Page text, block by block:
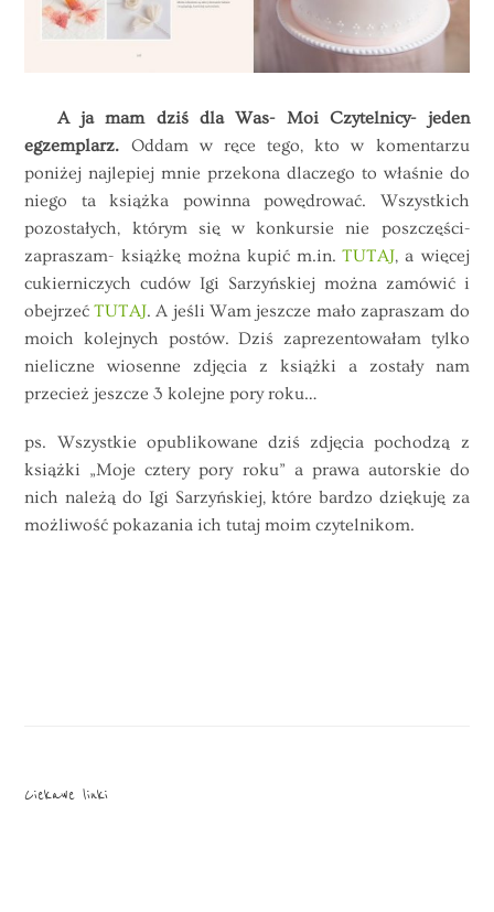
A ja mam dziś dla Was- Moi Czytelnicy- jeden
egzemplarz. Oddam w ręce tego, kto w komentarzu
poniżej najlepiej mnie przekona dlaczego to właśnie do
niego ta książka powinna powędrować. Wszystkich
pozostałych, którym się w konkursie nie poszczęści-
zapraszam- książkę można kupić m.in.TUTAJ, a więcej
cukierniczych cudów Igi Sarzyńskiej można zamówić i
obejrzeć TUTAJ. A jeśli Wam jeszcze mało zapraszam do
moich kolejnych postów. Dziś zaprezentowałam tylko
nieliczne wiosenne zdjęcia z książki a zostały nam
przecież jeszcze 3 kolejne pory roku…
ps. Wszystkie opublikowane dziś zdjęcia pochodzą z
książki „Moje cztery pory roku” a prawa autorskie do
nich należą do Igi Sarzyńskiej, które bardzo dziękuję za
możliwość pokazania ich tutaj moim czytelnikom.
Ciekawe linki